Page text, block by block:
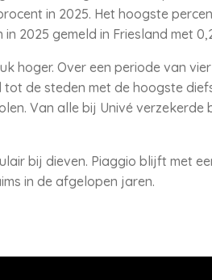
in 2025. Het hoogste
2025 gemeld in Friesland met
hoger. Over een periode van
de steden met de hoogste
Van alle bij Univé
bij dieven. Piaggio blijft met
in de afgelopen jaren.